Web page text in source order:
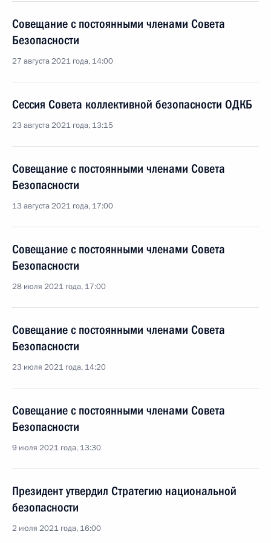
Совещание с постоянными членами Совета
Безопасности
27 августа 2021 года, 14:00
Сессия Совета коллективной безопасности ОДКБ
23 августа 2021 года, 13:15
Совещание с постоянными членами Совета
Безопасности
13 августа 2021 года, 17:00
Совещание с постоянными членами Совета
Безопасности
28 июля 2021 года, 17:00
Совещание с постоянными членами Совета
Безопасности
23 июля 2021 года, 14:20
Совещание с постоянными членами Совета
Безопасности
9 июля 2021 года, 13:30
Президент утвердил Стратегию национальной
безопасности
2 июля 2021 года, 16:00